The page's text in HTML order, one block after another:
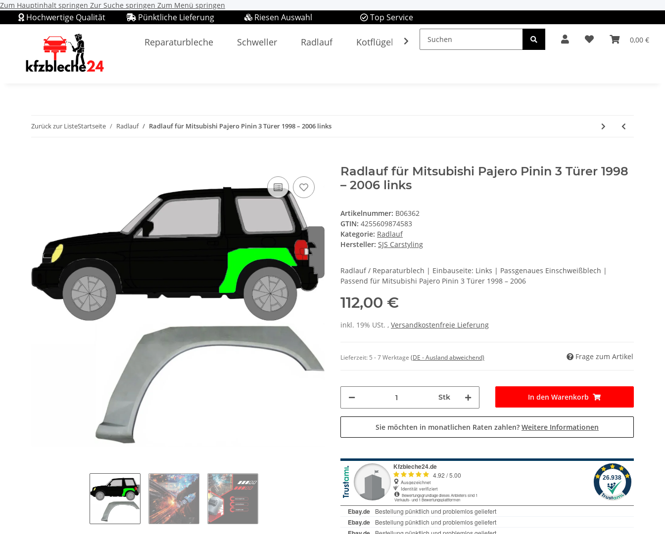
Zum Hauptinhalt springen Zur Suche springen Zum Menü springen
Top Service
Riesen Auswahl
Pünktliche Lieferung
Hochwertige Qualität
0,00 €
Reparaturbleche Schweller Radlauf Kotflügel Spiegel & Leuchten Autopflege Oldtimerteile
Zurück zur ListeStartseite Radlauf Radlauf für Mitsubishi Pajero Pinin 3 Türer 1998 – 2006 links
Radlauf für Mitsubishi Pajero Pinin 3 Türer 1998
– 2006 links
Artikelnummer: B06362
GTIN: 4255609874583
Kategorie: Radlauf
Hersteller: SJS Carstyling
Radlauf / Reparaturblech | Einbauseite: Links | Passgenaues Einschweißblech |
Passend für Mitsubishi Pajero Pinin 3 Türer 1998 – 2006
112,00 €
inkl. 19% USt. , Versandkostenfreie Lieferung
Lieferzeit: 5 - 7 Werktage (DE - Ausland abweichend) Frage zum Artikel
Stk In den Warenkorb
Sie möchten in monatlichen Raten zahlen? Weitere Informationen